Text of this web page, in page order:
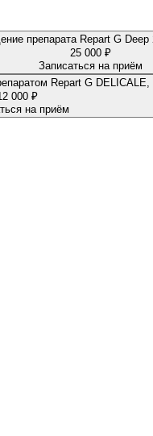
25 000 ₽
Записаться на приём
000 ₽
на приём